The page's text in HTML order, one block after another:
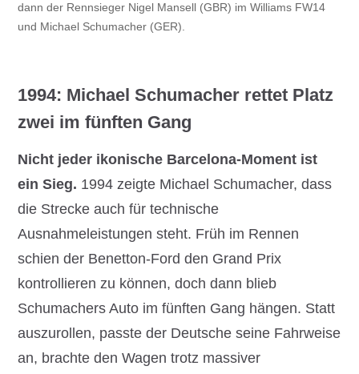
dann der Rennsieger Nigel Mansell (GBR) im Williams FW14
und Michael Schumacher (GER).
1994: Michael Schumacher rettet Platz
zwei im fünften Gang
Nicht jeder ikonische Barcelona-Moment ist
ein Sieg. 1994 zeigte Michael Schumacher, dass
die Strecke auch für technische
Ausnahmeleistungen steht. Früh im Rennen
schien der Benetton-Ford den Grand Prix
kontrollieren zu können, doch dann blieb
Schumachers Auto im fünften Gang hängen. Statt
auszurollen, passte der Deutsche seine Fahrweise
an, brachte den Wagen trotz massiver